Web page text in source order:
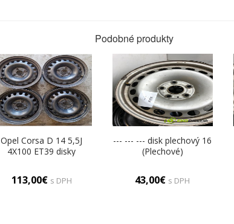
Podobné produkty
Opel Corsa D 14 5,5J
4X100 ET39 disky
113,00€ s DPH
--- --- --- disk plechový 16
(Plechové)
43,00€ s DPH